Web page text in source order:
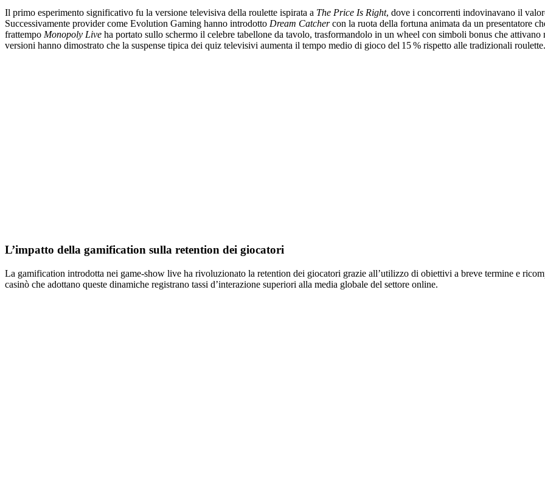
Il primo esperimento significativo fu la versione televisiva della roulette ispirata a The Price Is Right, dove i concorrenti indovinavano il
Successivamente provider come Evolution Gaming hanno introdotto Dream Catchercon la ruota della fortuna animata da un presentatore
frattempo Monopoly Live ha portato sullo schermo il celebre tabellone da tavolo, trasformandolo in un wheel con simboli bonus che
versioni hanno dimostrato che la suspense tipica dei quiz televisivi aumenta il tempo medio di gioco del 15 % rispetto alle tradizionali roulette.
L’impatto della gamification sulla retention dei giocatori
La gamification introdotta nei game‑show live ha rivoluzionato la retention dei giocatori grazie all’utilizzo di obiettivi a breve termine e
casinò che adottano queste dinamiche registrano tassi d’interazione superiori alla media globale del settore online.